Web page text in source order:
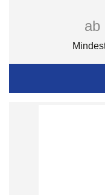
ab